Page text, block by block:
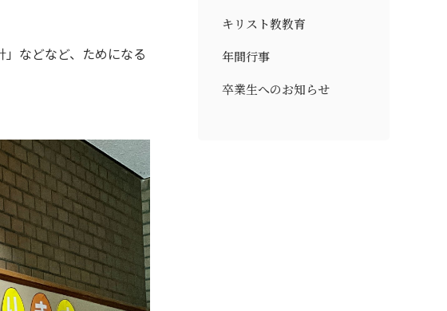
などなど、ためになる
キリスト教教育
年間行事
卒業生へのお知らせ